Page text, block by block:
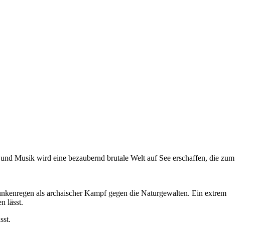
Musik wird eine bezaubernd brutale Welt auf See erschaffen, die zum
als archaischer Kampf gegen die Naturgewalten. Ein extrem
lässt.